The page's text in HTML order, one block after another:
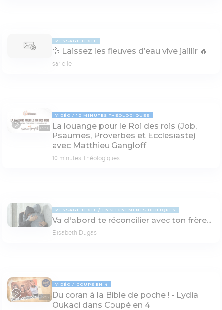
MESSAGE TEXTE
💦 Laissez les fleuves d’eau vive jaillir 🔥
sarielle
09:58
VIDÉO 10 MINUTES THÉOLOGIQUES
La louange pour le Roi des rois (Job,
Psaumes, Proverbes et Ecclésiaste)
avec Matthieu Gangloff
10 minutes Théologiques
MESSAGE TEXTE ENSEIGNEMENTS BIBLIQUES
Va d'abord te réconcilier avec ton frère...
Elisabeth Dugas
32:52
VIDÉO COUPÉ EN 4
Du coran à la Bible de poche ! - Lydia
Oukaci dans Coupé en 4